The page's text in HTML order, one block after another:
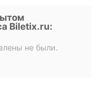
Biletix.ru:
не были.